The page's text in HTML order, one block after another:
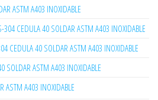
ASTM A403 INOXIDABLE
CEDULA 40 SOLDAR ASTM A403 INOXIDABLE
CEDULA 40 SOLDAR ASTM A403 INOXIDABLE
SOLDAR ASTM A403 INOXIDABLE
ASTM A403 INOXIDABLE